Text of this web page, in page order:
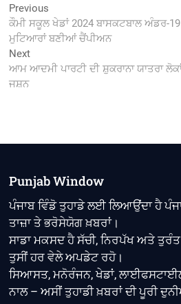
Post
navigation
Previous
post:
ਕੌਮੀ ਸਕੂਲ ਖੇਡਾਂ 2024 ਬਾਸਕਟਬਾਲ ਅੰਡਰ-
ਮੁਟਿਆਰਾਂ ਬਣੀਆਂ ਚੈਂਪੀਅਨ
NextNext
post:
ਆਮ ਆਦਮੀ ਪਾਰਟੀ ਦੀ ਸ਼ੁਕਰਾਨਾ ਯਾਤਰਾ
ਜਸ਼ਨ
Punjab Window
ਪੰਜਾਬ ਵਿੰਡੋ ਤੁਹਾਡੇ ਲਈ ਲਿਆਉਂਦਾ ਹੈ
ਤਾਜ਼ਾ ਤੇ ਭਰੋਸੇਯੋਗ ਖ਼ਬਰਾਂ।
ਸਾਡਾ ਮਕਸਦ ਹੈ ਸੱਚੀ, ਨਿਰਪੱਖ ਅਤੇ ਤੁਰੰਤ
ਤੁਸੀਂ ਹਰ ਵੇਲੇ ਅਪਡੇਟ ਰਹੋ।
ਸਿਆਸਤ, ਮਨੋਰੰਜਨ, ਖੇਡਾਂ,
ਨਾਲ – ਅਸੀਂ ਤੁਹਾਡੀ ਖ਼ਬਰਾਂ ਦੀ ਪੂਰੀ